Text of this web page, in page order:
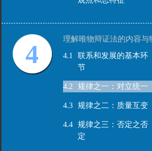
4
理解唯物辩证法的内容与
4.1
联系和发展的基本环
节
4.2 规律之一：对立统一
4.3 规律之二：质量互变
4.4
规律之三：否定之否
定